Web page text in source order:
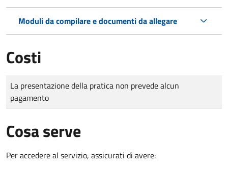
Moduli da compilare e documenti da allegare
Costi
Tipo di pagamento
Importo
La presentazione della pratica non prevede alcun
pagamento
Cosa serve
Per accedere al servizio, assicurati di avere: